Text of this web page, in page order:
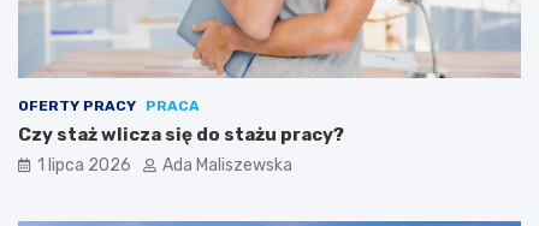
OFERTY PRACY PRACA
Czy staż wlicza się do stażu pracy?
1 lipca 2026 Ada Maliszewska